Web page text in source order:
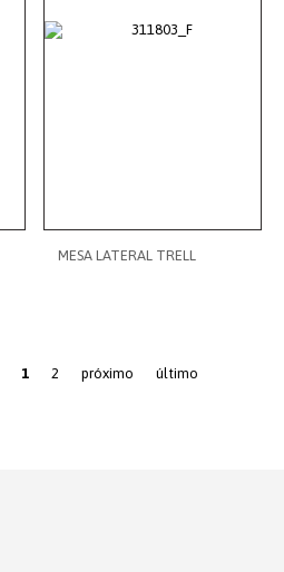
MESA LATERAL TRELL
1 2 próximo último